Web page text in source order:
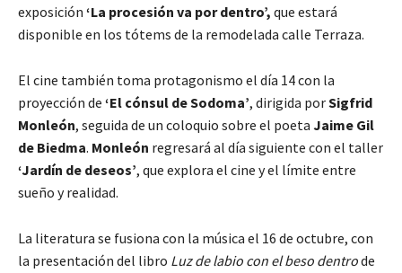
exposición ‘La procesión va por dentro’, que estará
disponible en los tótems de la remodelada calle Terraza.
El cine también toma protagonismo el día 14 con la
proyección de ‘El cónsul de Sodoma’, dirigida porSigfrid
Monleón, seguida de un coloquio sobre el poeta Jaime Gil
de Biedma. Monleón regresará al día siguiente con el taller
‘Jardín de deseos’, que explora el cine y el límite entre
sueño y realidad.
La literatura se fusiona con la música el 16 de octubre, con
la presentación del libro Luz de labio con el beso dentrode